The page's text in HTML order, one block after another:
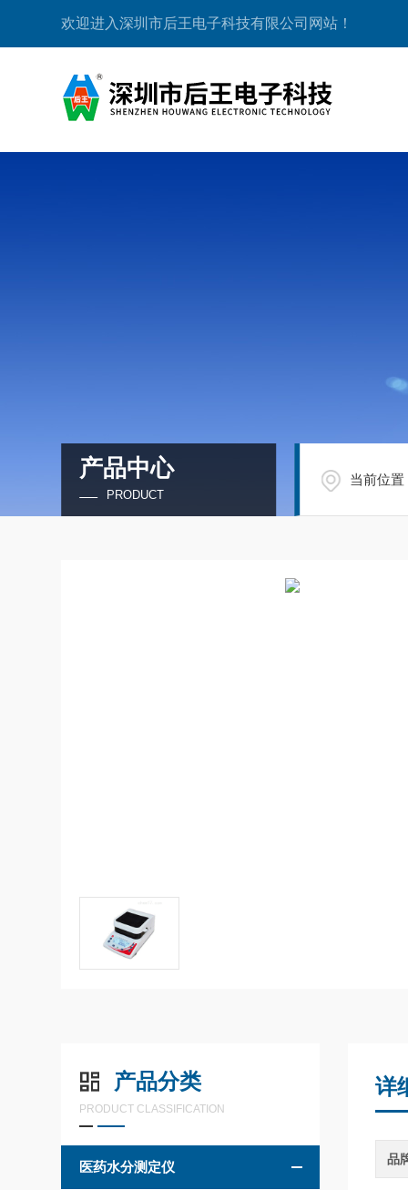
欢迎进入深圳市后王电子科技有限公司网站！
产品中心
PRODUCT
当前位置
产品分类
PRODUCT CLASSIFICATION
医药水分测定仪
详
品